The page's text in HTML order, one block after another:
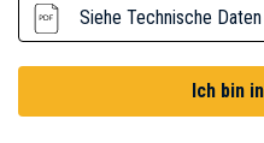
Siehe Technische Daten
Ich bin